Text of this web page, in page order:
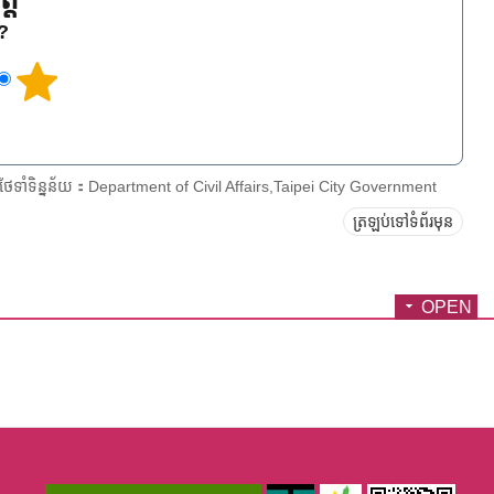
ថែទាំទិន្នន័យ：Department of Civil Affairs,Taipei City Government
ត្រឡប់ទៅទំព័រមុន
OPEN